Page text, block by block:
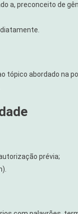
a, preconceito de
tópico abordado na
prévia;